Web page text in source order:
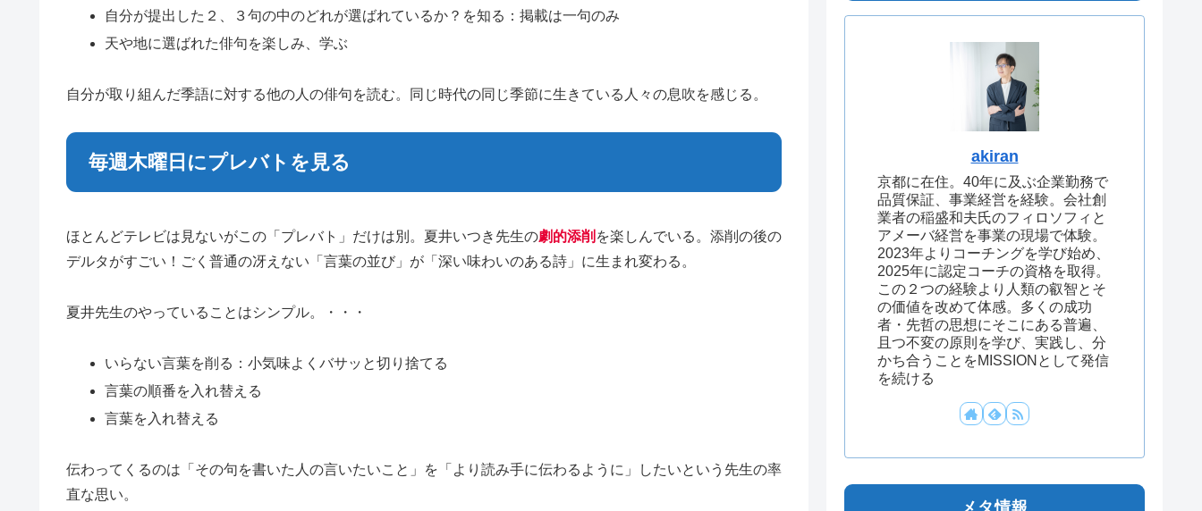
自分が提出した２、３句の中のどれが選ばれているか？を知る：掲載は一句のみ
天や地に選ばれた俳句を楽しみ、学ぶ
自分が取り組んだ季語に対する他の人の俳句を読む。同じ時代の同じ季節に生きている人々の息吹を感じる。
毎週木曜日にプレバトを見る
ほとんどテレビは見ないがこの「プレバト」だけは別。夏井いつき先生の劇的添削 を楽しんでいる。添削の後の
デルタがすごい！ごく普通の冴えない「言葉の並び」が「深い味わいのある詩」に生まれ変わる。
夏井先生のやっていることはシンプル。・・・
いらない言葉を削る：小気味よくバサッと切り捨てる
言葉の順番を入れ替える
言葉を入れ替える
伝わってくるのは「その句を書いた人の言いたいこと」を「より読み手に伝わるように」したいという先生の率
直な思い。
akiran
京都に在住。40年に及ぶ企業勤務で
品質保証、事業経営を経験。会社創
業者の稲盛和夫氏のフィロソフィと
アメーバ経営を事業の現場で体験。
2023年よりコーチングを学び始め、
2025年に認定コーチの資格を取得。
この２つの経験より人類の叡智とそ
の価値を改めて体感。多くの成功
者・先哲の思想にそこにある普遍、
且つ不変の原則を学び、実践し、分
かち合うことをMISSIONとして発信
を続ける
メタ情報